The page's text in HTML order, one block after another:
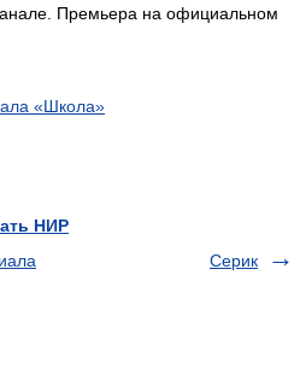
Премьера на официальном
«Школа»
НИР
Серик